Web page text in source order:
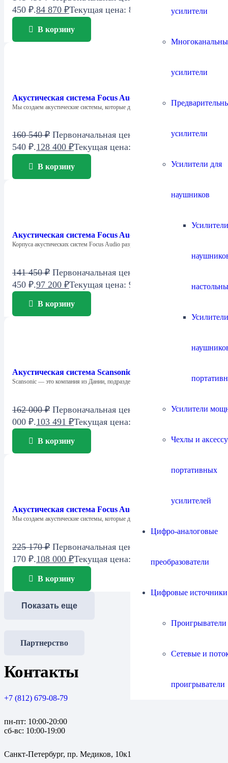
усилители
усилители
усилители
Усилители для
наушников
Усилители
Чехлы и
портативных
усилителей
Цифро-аналоговые
преобразователи
Цифровые источники
Сетевые и
проигрыватели
450 ₽.84 870 ₽Текущая цена: 84 870 ₽.
В корзину
Акустическая система Focus Audio FCC 2 SE Center
Мы создаем акустические системы, которые дарят…
160 540₽ Первоначальная цена составляла 160
540 ₽.128 400 ₽Текущая цена: 128 400 ₽.
В корзину
Акустическая система Focus Audio FSC 1 SE Center
Корпуса акустических систем Focus Audio разработаны…
141 450₽ Первоначальная цена составляла 141
450 ₽.97 200 ₽Текущая цена: 97 200 ₽.
В корзину
Акустическая система Scansonic M6
Scansonic — это компания из Дании, подразделение…
162 000₽ Первоначальная цена составляла 162
000 ₽.103 491 ₽Текущая цена: 103 491 ₽.
В корзину
Акустическая система Focus Audio Model FC6 SE
Мы создаем акустические системы, которые дарят…
225 170₽ Первоначальная цена составляла 225
170 ₽.108 000 ₽Текущая цена: 108 000 ₽.
В корзину
Показать еще
Партнерство
Контакты
+7 (812) 679-08-79
пн-пт: 10:00-20:00
сб-вс: 10:00-19:00
Санкт-Петербург, пр. Медиков, 10к1